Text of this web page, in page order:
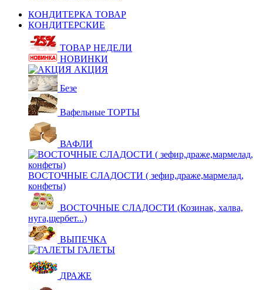
КОНДИТЕРКА ТОВАР
КОНДИТЕРСКИЕ
ТОВАР НЕДЕЛИ
НОВИНКИ
АКЦИЯ
Безе
Вафельные ТОРТЫ
ВАФЛИ
ВОСТОЧНЫЕ СЛАДОСТИ ( зефир,драже,мармелад,
конфеты)
ВОСТОЧНЫЕ СЛАДОСТИ (Козинак, халва,
нуга,щербет...)
ВЫПЕЧКА
ГАЛЕТЫ
ДРАЖЕ